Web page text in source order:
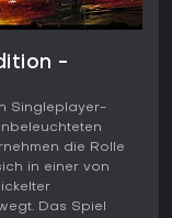
-
Singleplayer-
die Rolle
in einer von
Das Spiel